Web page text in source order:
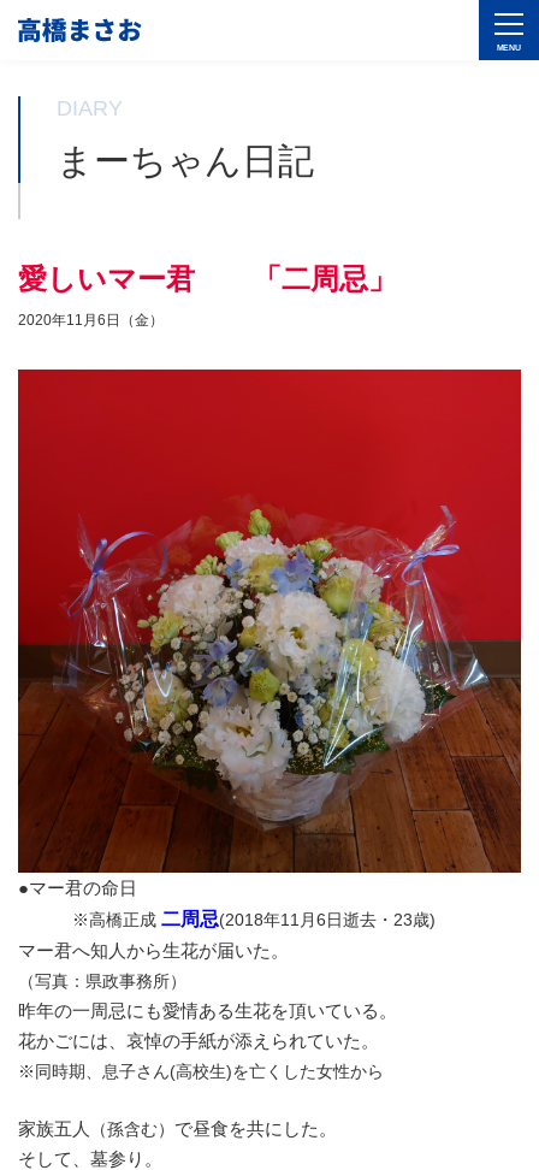
DIARY
まーちゃん日記
愛しいマー君 「二周忌」
2020年11月6日（金）
●マー君の命日
※高橋正成 二周忌(2018年11月6日逝去・23歳)
マー君へ知人から生花が届いた。
（写真：県政事務所）
昨年の一周忌にも愛情ある生花を頂いている。
花かごには、哀悼の手紙が添えられていた。
※同時期、息子さん(高校生)を亡くした女性から
家族五人 （孫含む） で昼食を共にした。
そして、墓参り。